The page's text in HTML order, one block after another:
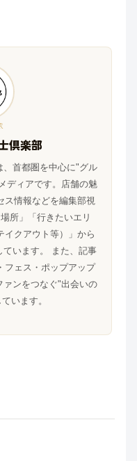
倶楽部
、首都圏を中心に"グル
ディアです。店舗の魅
ス情報などを編集部視
所」「行きたいエリ
イクアウト等）」から
ています。 また、記事
フェス・ポップアップ
ンをつなぐ"出会いの
います。